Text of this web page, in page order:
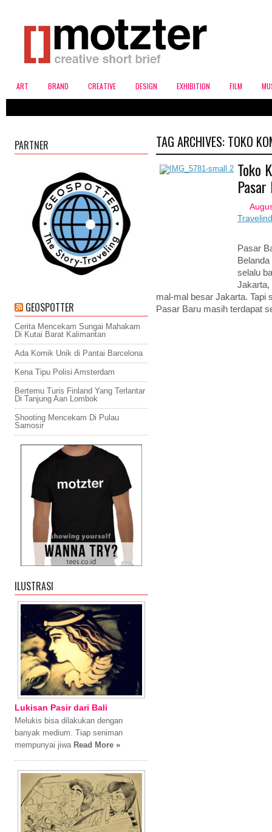
ART BRAND CREATIVE DESIGN EXHIBITION FILM
TAG ARCHIVES: TOKO
Toko
Pasar
selalu
Jakarta,
mal-mal besar Jakarta. Tapi
Pasar Baru masih terdapat
PARTNER
GEOSPOTTER
Cerita Mencekam Sungai Mahakam
Di Kutai Barat Kalimantan
Ada Komik Unik di Pantai Barcelona
Kena Tipu Polisi Amsterdam
Bertemu Turis Finland Yang Terlantar
Di Tanjung Aan Lombok
Shooting Mencekam Di Pulau
Samosir
ILUSTRASI
Lukisan Pasir dari Bali
Melukis bisa dilakukan dengan
banyak medium. Tiap seniman
mempunyai jiwa Read More »